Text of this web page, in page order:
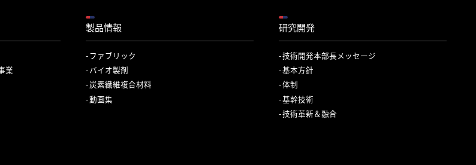
業
製品情報
ファブリック
バイオ製剤
炭素繊維複合材料
動画集
研究開発
技術開発本部長メッセージ
基本方針
体制
基幹技術
技術革新＆融合